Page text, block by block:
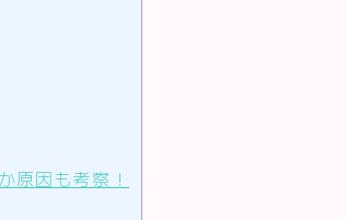
原因も考察！